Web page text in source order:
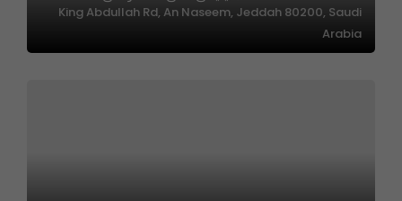
King Abdullah Rd, An Naseem, Jeddah 80200, Saudi
Arabia